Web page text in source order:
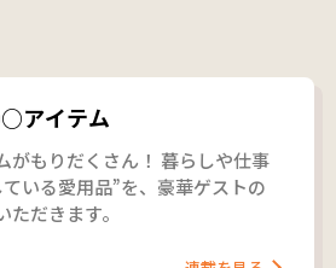
アイテム
がもりだくさん！ 暮らしや仕事
いる愛用品”を、豪華ゲストの
だきます。